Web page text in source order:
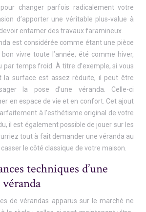
changer parfois radicalement votre
d’apporter une véritable plus-value à
entamer des travaux faramineux.
est considérée comme étant une pièce
vivre toute l’année, été comme hiver,
par temps froid. À titre d’exemple, si vous
la surface est assez réduite, il peut être
la pose d’une véranda. Celle-ci
en espace de vie et en confort. Cet ajout
à l’esthétisme original de votre
il est également possible de jouer sur les
tout à fait demander une véranda au
le côté classique de votre maison.
techniques d’une
de vérandas apparus sur le marché ne